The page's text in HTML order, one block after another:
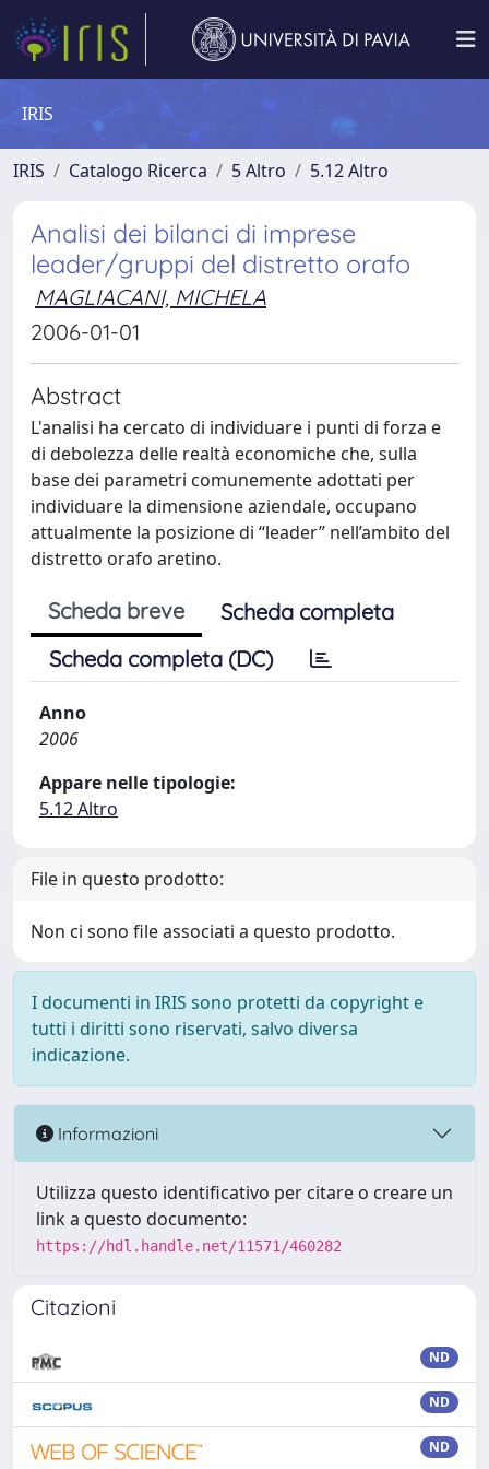
IRIS
IRIS Catalogo Ricerca 5 Altro 5.12 Altro
Analisi dei bilanci di imprese
leader/gruppi del distretto orafo
MAGLIACANI, MICHELA
2006-01-01
Abstract
L'analisi ha cercato di individuare i punti di forza e
di debolezza delle realtà economiche che, sulla
base dei parametri comunemente adottati per
individuare la dimensione aziendale, occupano
attualmente la posizione di “leader” nell’ambito del
distretto orafo aretino.
Scheda breve
Scheda completa
Scheda completa (DC)
Anno
2006
Appare nelle tipologie:
5.12 Altro
File in questo prodotto:
Non ci sono file associati a questo prodotto.
I documenti in IRIS sono protetti da copyright e
tutti i diritti sono riservati, salvo diversa
indicazione.
Informazioni
Utilizza questo identificativo per citare o creare un
link a questo documento:
https://hdl.handle.net/11571/460282
Citazioni
ND
ND
ND